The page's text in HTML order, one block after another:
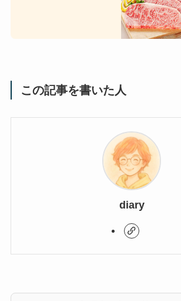
この記事を書いた人
diary